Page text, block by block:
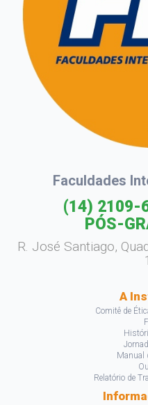
Faculdades
(14) 2109-
PÓS-
R. José Santiago,
A
Comitê de
Manual
Relatório de